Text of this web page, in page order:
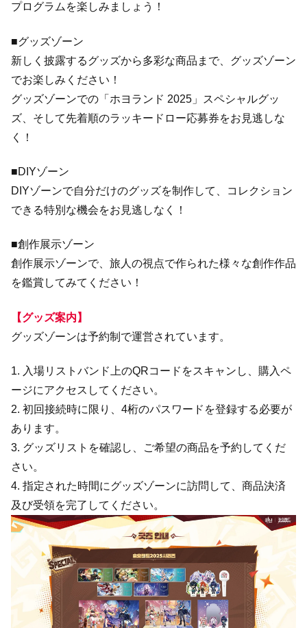
プログラムを楽しみましょう！
■グッズゾーン
新しく披露するグッズから多彩な商品まで、グッズゾーン
でお楽しみください！
グッズゾーンでの「ホヨランド 2025」スペシャルグッ
ズ、そして先着順のラッキードロー応募券をお見逃しな
く！
■DIYゾーン
DIYゾーンで自分だけのグッズを制作して、コレクション
できる特別な機会をお見逃しなく！
■創作展示ゾーン
創作展示ゾーンで、旅人の視点で作られた様々な創作作品
を鑑賞してみてください！
【グッズ案内】
グッズゾーンは予約制で運営されています。
1. 入場リストバンド上のQRコードをスキャンし、購入ペ
ージにアクセスしてください。
2. 初回接続時に限り、4桁のパスワードを登録する必要が
あります。
3. グッズリストを確認し、ご希望の商品を予約してくだ
さい。
4. 指定された時間にグッズゾーンに訪問して、商品決済
及び受領を完了してください。